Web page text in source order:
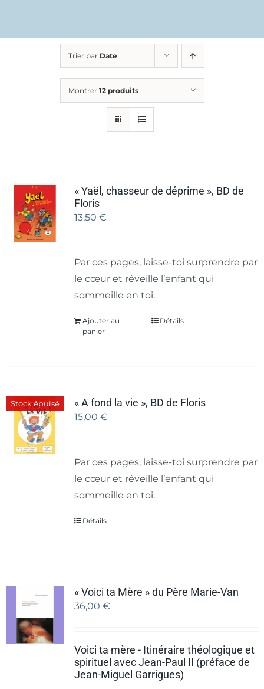
Trier par Date
Montrer 12 produits
« Yaël, chasseur de déprime », BD de
Floris
13,50 €
Par ces pages, laisse-toi surprendre par
le cœur et réveille l’enfant qui
sommeille en toi.
Ajouter au
panier
Détails
Stock épuisé « A fond la vie », BD de Floris
15,00 €
Par ces pages, laisse-toi surprendre par
le cœur et réveille l’enfant qui
sommeille en toi.
Détails
« Voici ta Mère » du Père Marie-Van
36,00 €
Voici ta mère - Itinéraire théologique et
spirituel avec Jean-Paul II (préface de
Jean-Miguel Garrigues)